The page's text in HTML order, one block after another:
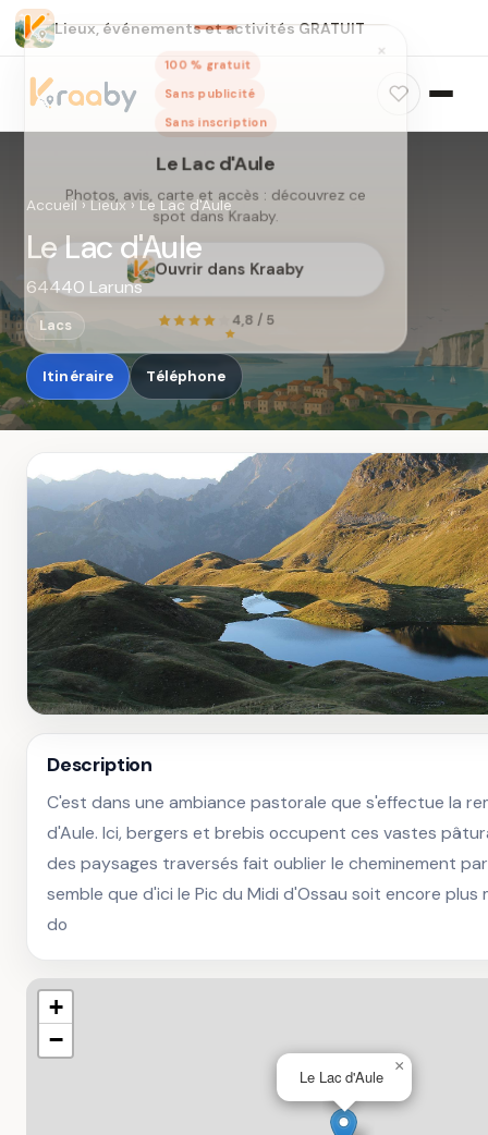
Lieux, événements et activités GRATUIT
×
100 % gratuit
Sans publicité
Sans inscription
Le Lac d'Aule
Photos, avis, carte et accès : découvrez ce
spot dans Kraaby.
Ouvrir dans Kraaby
4,8 / 5
Accueil›Lieux›Le Lac d'Aule
Le Lac d'Aule
64440 Laruns
Lacs
Itinéraire Téléphone
Description
C'est dans une ambiance pastorale que s'effectue la
d'Aule. Ici, bergers et brebis occupent ces vastes
des paysages traversés fait oublier le cheminement
semble que d'ici le Pic du Midi d'Ossau soit encore
do
Le Lac d'Aule
×
+
−